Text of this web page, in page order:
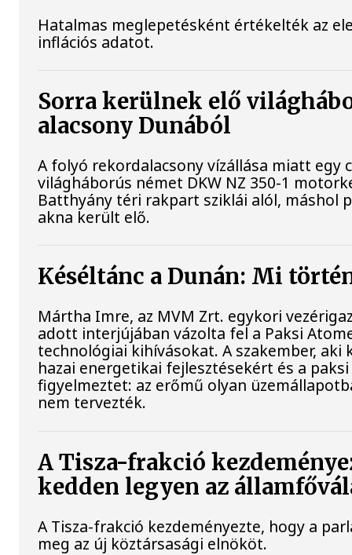
Hatalmas meglepetésként értékelték az
inflációs adatot.
Sorra kerülnek elő
alacsony Dunából
A folyó rekordalacsony vízállása miatt egy
világháborús német DKW NZ 350-1
Batthyány téri rakpart sziklái alól, máshol
akna került elő.
Késéltánc a Dunán: Mi
Mártha Imre, az MVM Zrt. egykori
adott interjújában vázolta fel a Paksi
technológiai kihívásokat. A szakember,
hazai energetikai fejlesztésekért és a
figyelmeztet: az erőmű olyan
nem tervezték.
A Tisza-frakció
kedden legyen az
A Tisza-frakció kezdeményezte, hogy a
meg az új köztársasági elnököt.